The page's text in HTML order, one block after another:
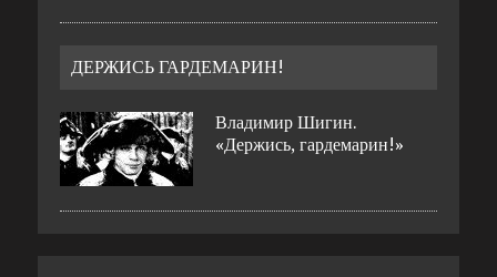
ДЕРЖИСЬ ГАРДЕМАРИН!
Владимир Шигин.
«Держись, гардемарин!»